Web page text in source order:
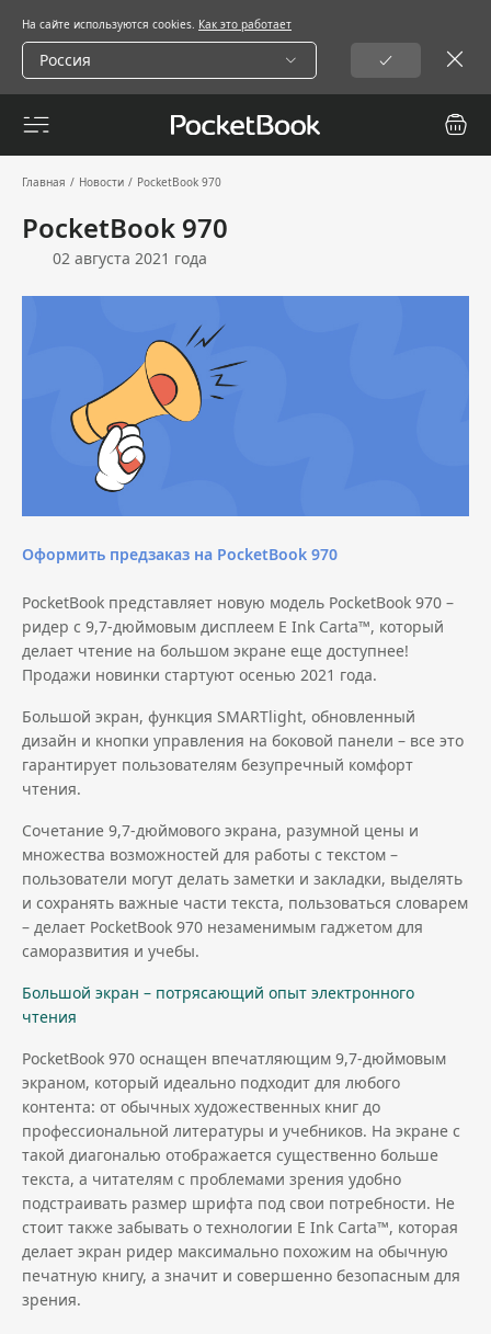
На сайте используются cookies. Как это работает
Россия
Главная / Новости / PocketBook 970
PocketBook 970
02 августа 2021 года
Оформить предзаказ на PocketBook 970
PocketBook представляет новую модель PocketBook 970 –
ридер с 9,7-дюймовым дисплеем E Ink Carta™, который
делает чтение на большом экране еще доступнее!
Продажи новинки стартуют осенью 2021 года.
Большой экран, функция SMARTlight, обновленный
дизайн и кнопки управления на боковой панели – все это
гарантирует пользователям безупречный комфорт
чтения.
Сочетание 9,7-дюймового экрана, разумной цены и
множества возможностей для работы с текстом –
пользователи могут делать заметки и закладки, выделять
и сохранять важные части текста, пользоваться словарем
– делает PocketBook 970 незаменимым гаджетом для
саморазвития и учебы.
Большой экран – потрясающий опыт электронного
чтения
PocketBook 970 оснащен впечатляющим 9,7-дюймовым
экраном, который идеально подходит для любого
контента: от обычных художественных книг до
профессиональной литературы и учебников. На экране с
такой диагональю отображается существенно больше
текста, а читателям с проблемами зрения удобно
подстраивать размер шрифта под свои потребности. Не
стоит также забывать о технологии E Ink Carta™, которая
делает экран ридер максимально похожим на обычную
печатную книгу, а значит и совершенно безопасным для
зрения.